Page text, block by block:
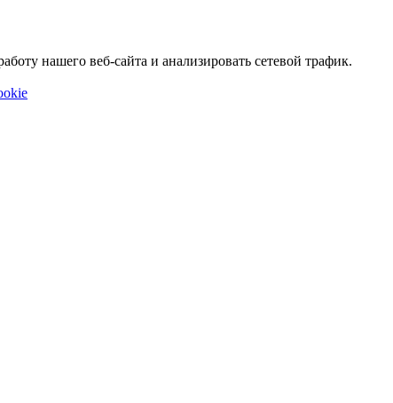
нашего веб-сайта и анализировать сетевой трафик.